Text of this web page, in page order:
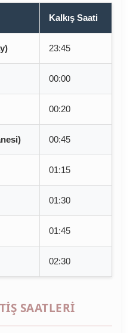
Kalkış Saati
23:45
00:00
00:20
00:45
01:15
01:30
01:45
02:30
SAATLERI